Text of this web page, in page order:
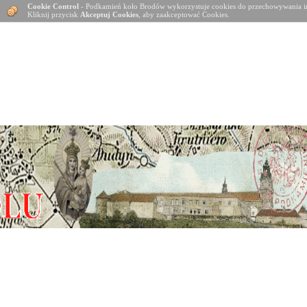
Cookie Control - Podkamień koło Brodów wykorzystuje cookies do
Kliknij przycisk Akceptuj Cookies , aby zaakceptować Cookies.